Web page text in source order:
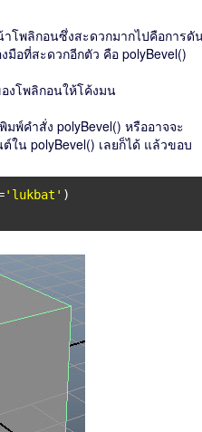
โพลิกอนซึ่งสะดวกมากไปคือการดั
อที่สะดวกอีกตัว คือ polyBevel()
งโพลิกอนให้โค้งมน
พ์คำสั่ง polyBevel() หรืออาจจะ
ใน polyBevel() เลยก็ได้ แล้วขอบ
'lukbat' )